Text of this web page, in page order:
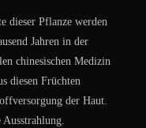
dieser Pflanze werden
Jahren in der
chinesischen Medizin
diesen Früchten
der Haut.